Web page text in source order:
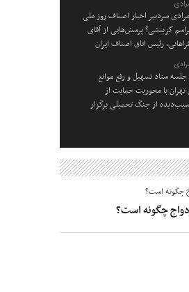
سردبیر اخبار اصناف روز ملی
گزینشی؟ پرسش‌هایی از آقای
رئیس اتاق اصناف ایران
ستاد تسهیل و رفع موانع
تهران با محوریت حمایت از
از جنگ تحمیلی برگزار
چگونه است؟